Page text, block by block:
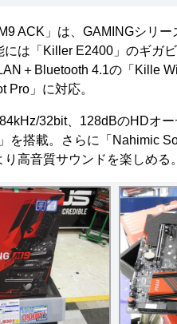
ACK」は、GAMINGシリー
には「Killer E2400」のギガ
＋Bluetooth 4.1の「Kille
Pro」に対応。
32bit、128dBのHDオー
を搭載。さらに「Nahimic
高音質サウンドを楽しめる。